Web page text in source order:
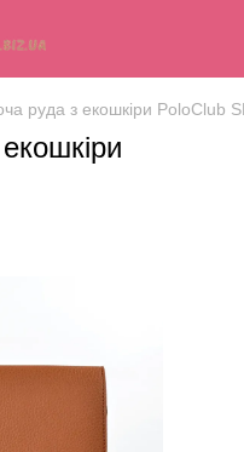
руда з екошкіри PoloClub